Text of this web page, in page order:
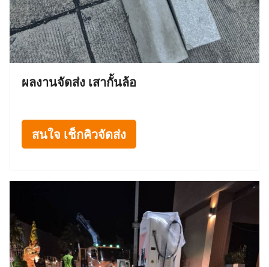
ผลงานจัดส่ง เสากั้นล้อ
สนใจ เช็กคิวจัดส่ง